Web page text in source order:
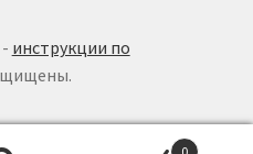
инструкции по